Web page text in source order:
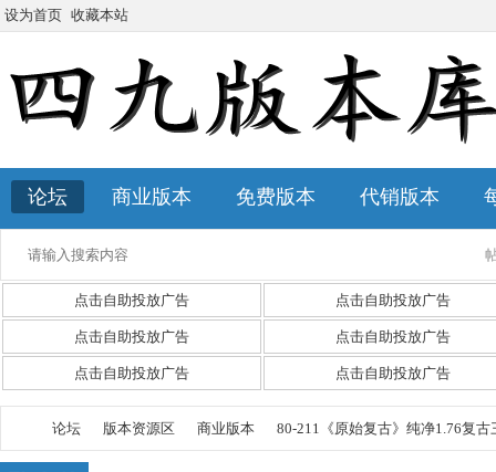
设为首页 收藏本站
论坛 商业版本 免费版本 代销版本
点击自助投放广告 点击自助投放广告
点击自助投放广告 点击自助投放广告
点击自助投放广告 点击自助投放广告
论坛 版本资源区 商业版本 80-211《原始复古》纯净1.76复